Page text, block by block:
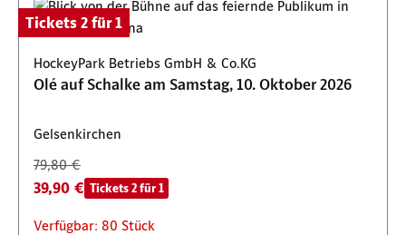
Tickets 2 für 1
HockeyPark Betriebs GmbH & Co.KG
Olé auf Schalke am Samstag, 10. Oktober 2026
Gelsenkirchen
79,80 €
39,90 € Tickets 2 für 1
Verfügbar: 80 Stück